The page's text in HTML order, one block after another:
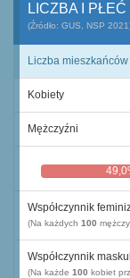
LICZBA I
(Źródło: GUS, NSP
Liczba mieszkańców
Kobiety
Mężczyźni
Współczynnik
(Na każdych 100
Współczynnik
(Na każde 100 kobiet